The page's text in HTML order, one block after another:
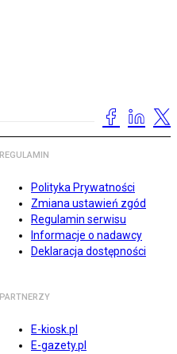
REGULAMIN
Polityka Prywatności
Zmiana ustawień zgód
Regulamin serwisu
Informacje o nadawcy
Deklaracja dostępności
PARTNERZY
E-kiosk.pl
E-gazety.pl